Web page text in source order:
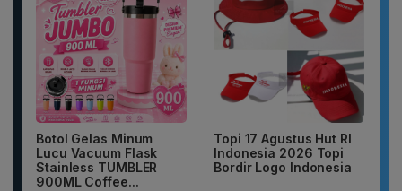
Botol Gelas Minum
Lucu Vacuum Flask
Stainless TUMBLER
900ML Coffee...
Topi 17 Agustus Hut RI
Indonesia 2026 Topi
Bordir Logo Indonesia